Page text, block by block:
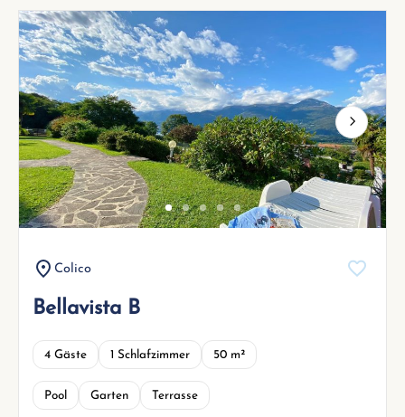
Next
Colico
Bellavista B
4 Gäste 1 Schlafzimmer 50 m²
Pool Garten Terrasse